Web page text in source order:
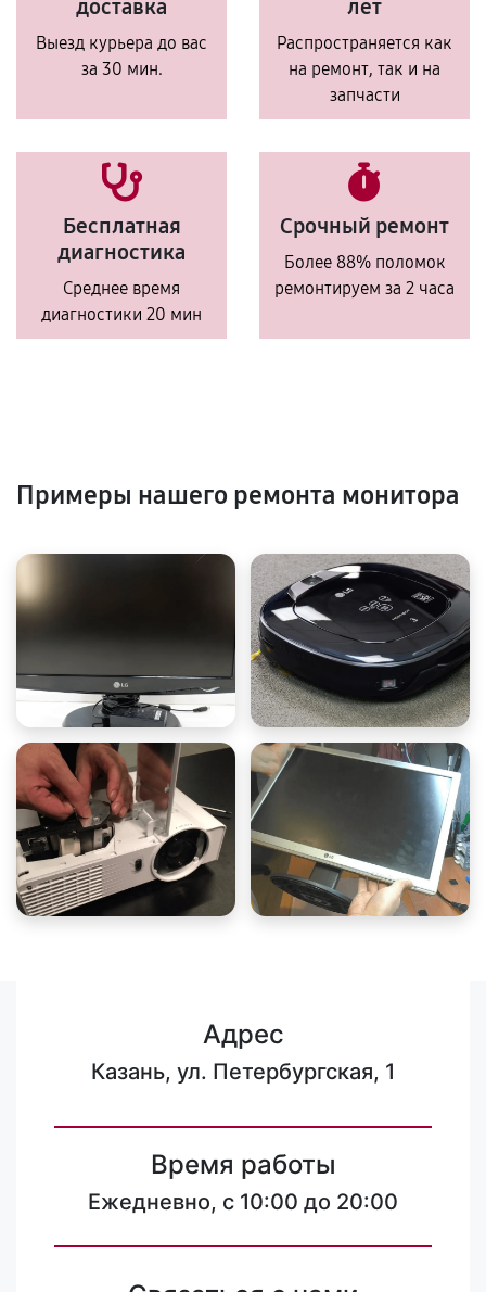
доставка
Выезд курьера до вас
за 30 мин.
лет
Распространяется как
на ремонт, так и на
запчасти
Бесплатная
диагностика
Среднее время
диагностики 20 мин
Срочный ремонт
Более 88% поломок
ремонтируем за 2 часа
Примеры нашего ремонта монитора
Адрес
Казань, ул. Петербургская, 1
Время работы
Ежедневно, с 10:00 до 20:00